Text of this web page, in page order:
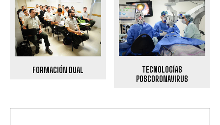
FORMACIÓN DUAL
TECNOLOGÍAS
POSCORONAVIRUS